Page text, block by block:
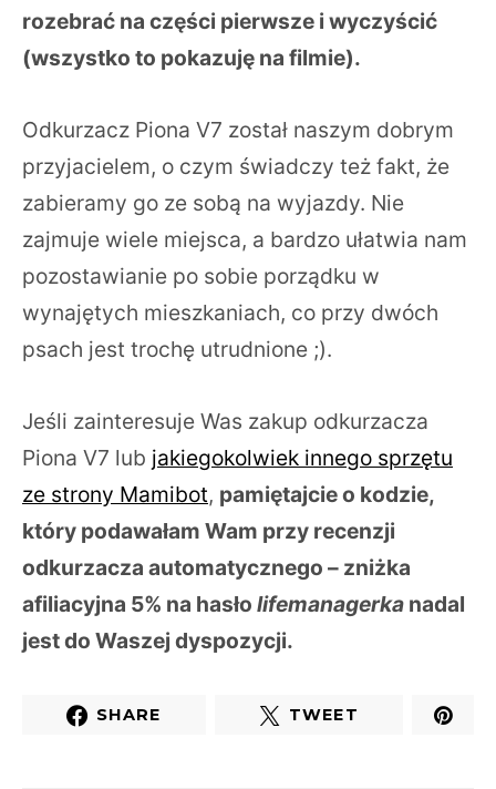
rozebrać na części pierwsze i wyczyścić
(wszystko to pokazuję na filmie).
Odkurzacz Piona V7 został naszym dobrym
przyjacielem, o czym świadczy też fakt, że
zabieramy go ze sobą na wyjazdy. Nie
zajmuje wiele miejsca, a bardzo ułatwia nam
pozostawianie po sobie porządku w
wynajętych mieszkaniach, co przy dwóch
psach jest trochę utrudnione ;).
Jeśli zainteresuje Was zakup odkurzacza
Piona V7 lub jakiegokolwiek innego sprzętu
ze strony Mamibot, pamiętajcie o kodzie,
który podawałam Wam przy recenzji
odkurzacza automatycznego – zniżka
afiliacyjna 5% na hasło lifemanagerka nadal
jest do Waszej dyspozycji.
SHARE TWEET